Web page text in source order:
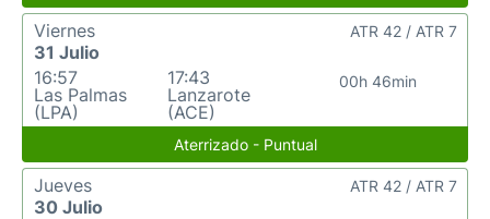
Viernes
31 Julio
16:57
Las Palmas
(LPA)
17:43
Lanzarote
(ACE)
00h 46min
ATR 42 / ATR 7
Aterrizado - Puntual
Jueves
30 Julio
ATR 42 / ATR 7